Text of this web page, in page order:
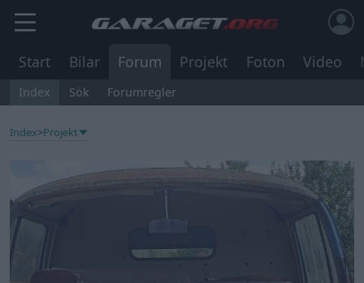
Start Bilar Forum Projekt Foton Video
Index Sök Forumregler
Index>Projekt